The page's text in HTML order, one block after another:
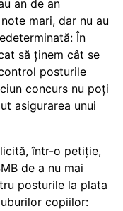
an de an
mari, dar nu au
În
să ținem cât se
posturile
concurs nu poți
asigurarea unui
într-o petiție,
de a nu mai
posturile la plata
copiilor: